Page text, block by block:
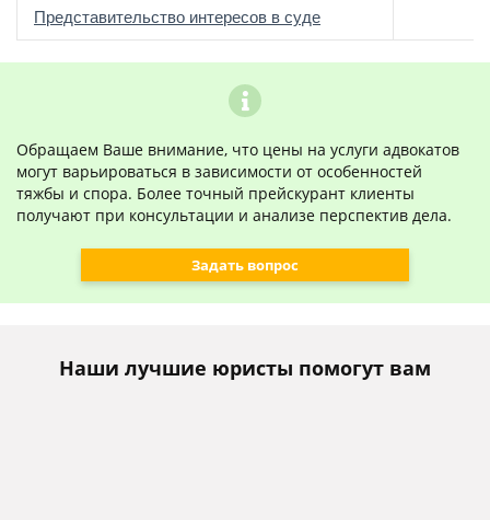
Представительство интересов в суде
Обращаем Ваше внимание, что цены на услуги адвокатов
могут варьироваться в зависимости от особенностей
тяжбы и спора. Более точный прейскурант клиенты
получают при консультации и анализе перспектив дела.
Задать вопрос
Наши лучшие юристы помогут вам